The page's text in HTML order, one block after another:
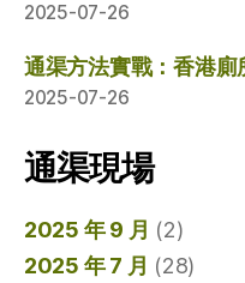
2025-07-26
通渠方法實戰：香港廁
2025-07-26
通渠現場
2025 年 9 月 (2)
2025 年 7 月 (28)